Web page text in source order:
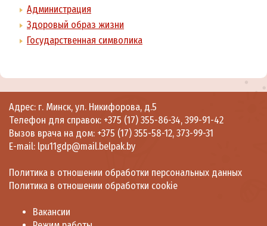
Администрация
Здоровый образ жизни
Государственная символика
Адрес: г. Минск, ул. Никифорова, д.5
Телефон для справок: +375 (17) 355-86-34, 399-91-42
Вызов врача на дом: +375 (17) 355-58-12, 373-99-31
E-mail: lpu11gdp@mail.belpak.by
Политика в отношении обработки персональных данных
Политика в отношении обработки cookie
Вакансии